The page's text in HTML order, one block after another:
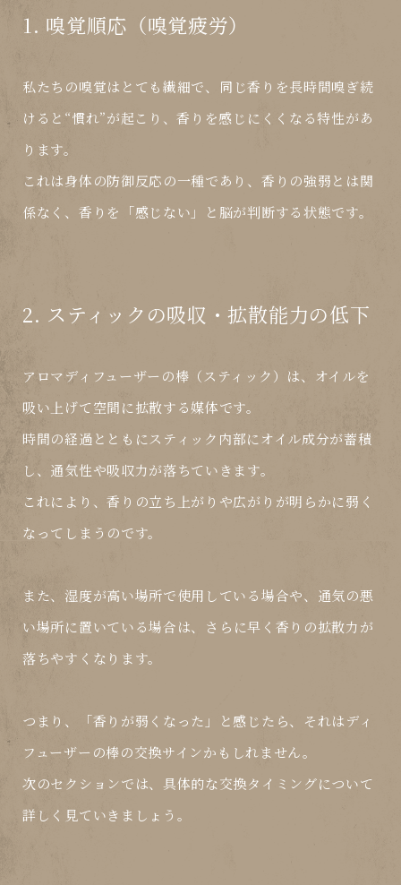
1. 嗅覚順応（嗅覚疲労）
私たちの嗅覚はとても繊細で、
同じ香りを長時間嗅ぎ続
けると“慣れ”が起こり、香りを感じにくくなる特性があ
ります。
これは身体の防御反応の一種であり、香りの強弱とは関
係なく、香りを「感じない」と脳が判断する状態です。
2. スティックの吸収・拡散能力の低下
アロマディフューザーの棒（スティック）は、オイルを
吸い上げて空間に拡散する媒体です。
時間の経過とともにスティック内部にオイル成分が蓄積
し、通気性や吸収力が落ちていきます。
これにより、香りの立ち上がりや広がりが明らかに弱く
なってしまうのです。
また、湿度が高い場所で使用している場合や、通気の悪
い場所に置いている場合は、 さらに早く香りの拡散力が
落ちやすく なります。
つまり、「香りが弱くなった」と感じたら、それはディ
フューザーの棒の交換サインかもしれません。
次のセクションでは、具体的な交換タイミングについて
詳しく見ていきましょう。